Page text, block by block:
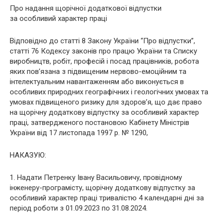
Про надання щорічної додаткової відпустки
за особливий характер праці
Відповідно до статті 8 Закону України “Про відпустки”,
статті 76 Кодексу законів про працю України та Списку
виробництв, робіт, професій і посад працівників, робота
яких пов’язана з підвищеним нервово-емоційним та
інтелектуальним навантаженням або виконується в
особливих природних географічних і геологічних умовах та
умовах підвищеного ризику для здоров’я, що дає право
на щорічну додаткову відпустку за особливий характер
праці, затвердженого постановою Кабінету Міністрів
України від 17 листопада 1997 р. № 1290,
НАКАЗУЮ:
1. Надати Петренку Івану Васильовичу, провідному
інженеру-програмісту, щорічну додаткову відпустку за
особливий характер праці тривалістю 4 календарні дні за
період роботи з 01.09.2023 по 31.08.2024.